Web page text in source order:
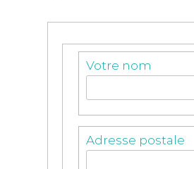
Votre nom
Adresse postale